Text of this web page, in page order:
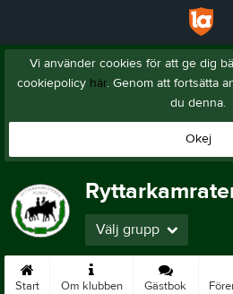
Vi använder cookies för att ge dig
cookiepolicy här. Genom att fortsätta
du denna.
Okej
Välj grupp
Start Om klubben Gästbok